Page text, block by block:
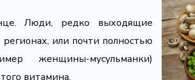
Люди, редко выходящие
или почти полностью
женщины-мусульманки)
витамина.